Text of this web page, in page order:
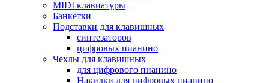
MIDI клавиатуры
Банкетки
Подставки для клавишных
синтезаторов
цифровых пианино
Чехлы для клавишных
для цифрового пианино
Накидки для цифровых пианино